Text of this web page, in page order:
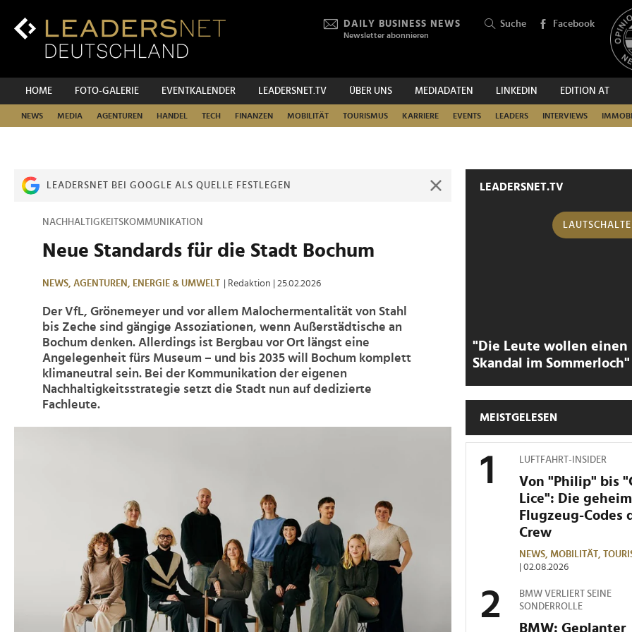
Inhalt
DAILY BUSINESS NEWS
Newsletter abonnieren
Suche Facebook
HOME FOTO-GALERIE EVENTKALENDER LEADERSNET.TV ÜBER UNS MEDIADATEN LINKEDIN EDITION AT
NEWS MEDIA AGENTUREN HANDEL TECH FINANZEN MOBILITÄT TOURISMUS KARRIERE EVENTS LEADERS INTERVIEWS
SUCHEN
LEADERSNET BEI GOOGLE ALS QUELLE FESTLEGEN
NACHHALTIGKEITSKOMMUNIKATION
Neue Standards für die Stadt Bochum
NEWS, AGENTUREN, ENERGIE & UMWELT | Redaktion | 25.02.2026
Der VfL, Grönemeyer und vor allem Malochermentalität von Stahl
bis Zeche sind gängige Assoziationen, wenn Außerstädtische an
Bochum denken. Allerdings ist Bergbau vor Ort längst eine
Angelegenheit fürs Museum – und bis 2035 will Bochum komplett
klimaneutral sein. Bei der Kommunikation der eigenen
Nachhaltigkeitsstrategie setzt die Stadt nun auf dedizierte
Fachleute.
LEADERSNET.TV
"Die Leute wollen einen
Skandal im Sommerloch"
MEISTGELESEN
LUFTFAHRT-INSIDER
Von "Philip" bis
Lice": Die
Flugzeug-Codes
Crew
NEWS, MOBILITÄT,
| 02.08.2026
BMW VERLIERT SEINE
SONDERROLLE
BMW: Geplanter